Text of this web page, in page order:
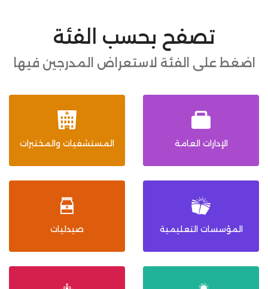
تصفح بحسب الفئة
اضغط على الفئة لاستعراض المدرجين فيها
الإدارات العامة المستشفيات والمختبرات
المؤسسات التعليمية صيدليات